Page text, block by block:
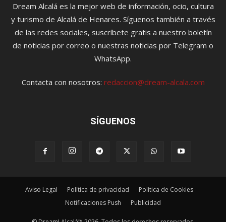
Dream Alcalá es la mejor web de información, ocio, cultura
y turismo de Alcalá de Henares. Síguenos también a través
de las redes sociales, suscríbete gratis a nuestro boletín
de noticias por correo o nuestras noticias por Telegram o
WhatsApp.
Contacta con nosotros: redaccion@dream-alcala.com
SÍGUENOS
Aviso Legal Política de privacidad
Política de Cookies
Notificaciones Push
Publicidad